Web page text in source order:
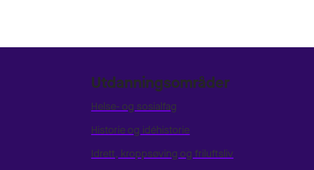
Utdanningsområder
Helse- og sosialfag
Historie og idéhistorie
Idrett, kroppsøving og friluftsliv